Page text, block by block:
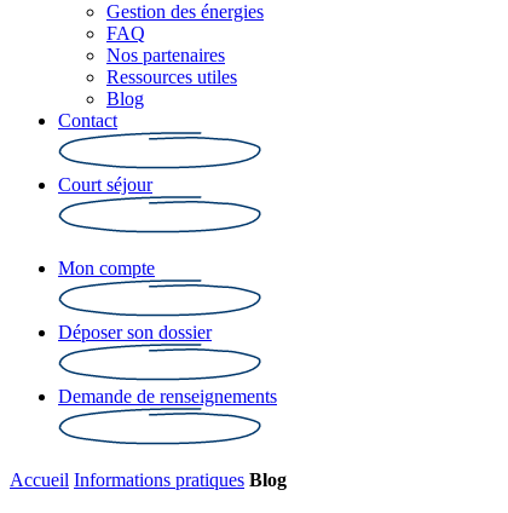
Gestion des énergies
FAQ
Nos partenaires
Ressources utiles
Blog
Contact
Court séjour
Mon compte
Déposer son dossier
Demande de renseignements
Accueil Informations pratiques Blog